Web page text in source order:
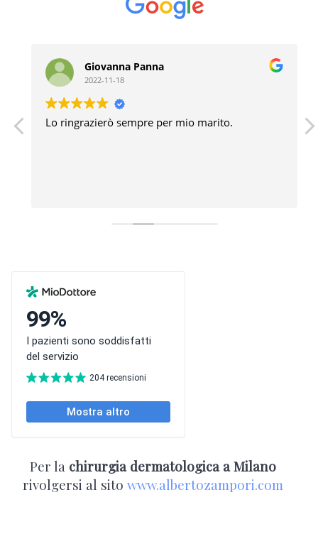
Giovanna Panna
2022-11-18
Lo ringrazierò sempre per mio marito.
Per la chirurgia dermatologica a Milano
rivolgersi al sito www.albertozampori.com